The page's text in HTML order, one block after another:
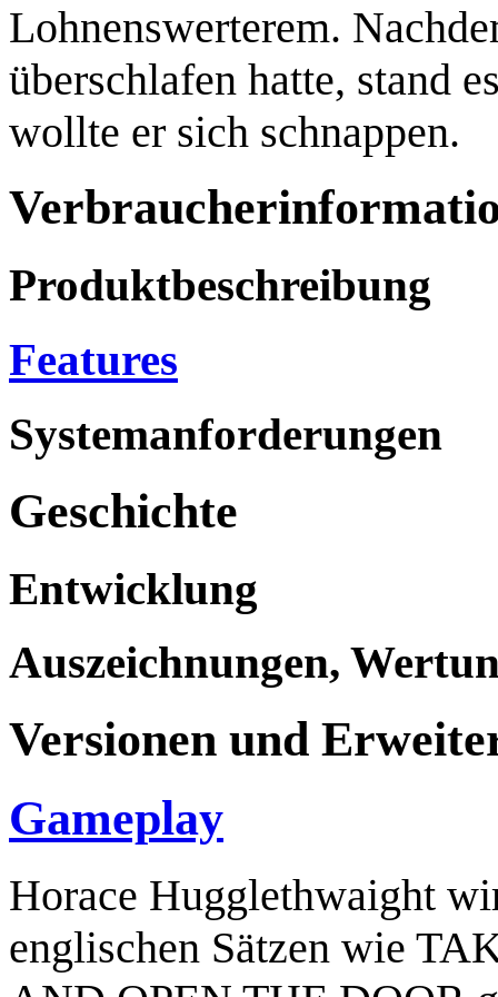
Lohnenswerterem.
überschlafen hatte, stand
wollte er sich schnappen.
Produktbeschreibung
Features
Systemanforderungen
Geschichte
Entwicklung
Auszeichnungen,
Versionen und
Gameplay
Horace Hugglethwaight
englischen Sätzen wie